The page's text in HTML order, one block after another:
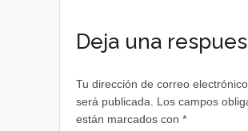
Deja una
Tu dirección de correo
será publicada.
Los campos
están marcados con *